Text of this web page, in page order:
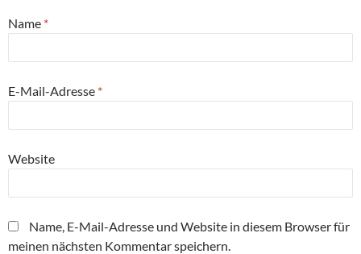
Name *
E-Mail-Adresse *
Website
Name, E-Mail-Adresse und Website in diesem Browser für
meinen nächsten Kommentar speichern.